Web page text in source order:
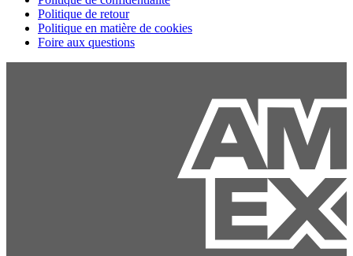
Politique de retour
Politique en matière de cookies
Foire aux questions